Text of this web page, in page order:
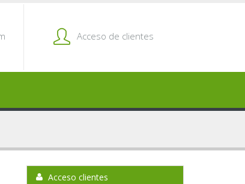
Acceso de clientes
Acceso clientes